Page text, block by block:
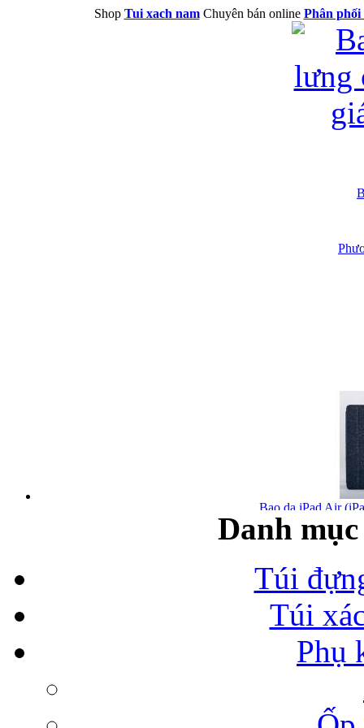
Shop Tui xach namChuyên bán online Phân phối
Bao da iPad Air
Bao da iPad Air
Danh
Túi
Túi
Phụ